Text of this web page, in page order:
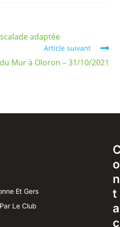
adaptée
Article suivant
Mur à Oloron – 31/10/2021
Et Gers
Le Club
o
n
t
a
c